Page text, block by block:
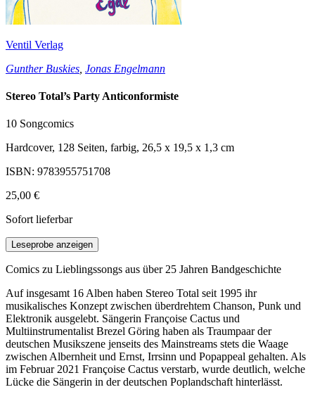
Ventil Verlag
Gunther Buskies Jonas Engelmann
Stereo Total’s Party Anticonformiste
10 Songcomics
Hardcover, 128 Seiten, farbig, 26,5 x 19,5 x 1,3 cm
ISBN: 9783955751708
25,00 €
Sofort lieferbar
Leseprobe anzeigen
Comics zu Lieblingssongs aus über 25 Jahren Bandgeschichte
Auf insgesamt 16 Alben haben Stereo Total seit 1995 ihr
musikalisches Konzept zwischen überdrehtem Chanson, Punk und
Elektronik ausgelebt. Sängerin Françoise Cactus und
Multiinstrumentalist Brezel Göring haben als Traumpaar der
deutschen Musikszene jenseits des Mainstreams stets die Waage
zwischen Albernheit und Ernst, Irrsinn und Popappeal gehalten. Als
im Februar 2021 Françoise Cactus verstarb, wurde deutlich, welche
Lücke die Sängerin in der deutschen Poplandschaft hinterlässt.